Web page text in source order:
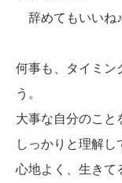
辞めてもいいね
何事も、タイミン
う。
大事な自分のこと
しっかりと理解し
心地よく、生きて